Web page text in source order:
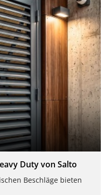
Duty von Salto
Beschläge bieten